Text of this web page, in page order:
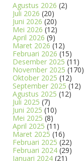
Agustus 2026 (2)
Juli 2026 (20)
Juni 2026 (20)
Mei 2026 (12)
April 2026 (9)
Maret 2026 (12)
Februari 2026 (15)
Desember 2025 (11)
November 2025 (170)
Oktober 2025 (12)
September 2025 (12)
Agustus 2025 (12)
Juli 2025 (7)
Juni 2025 (10)
Mei 2025 (8)
April 2025 (11)
Maret 2025 (16)
Februari 2025 (22)
Februari 2024 (29)
Januari 2024 (21)